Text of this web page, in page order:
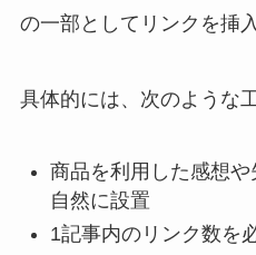
の一部としてリンクを挿
具体的には、次のような
商品を利用した感想
自然に設置
1記事内のリンク数を